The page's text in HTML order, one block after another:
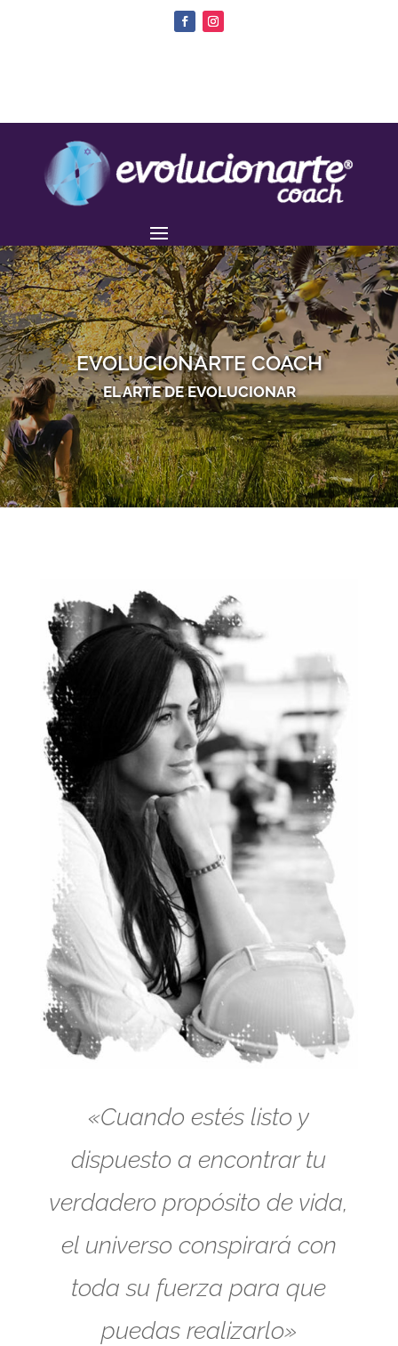
EVOLUCIONARTE COACH
EL ARTE DE EVOLUCIONAR
«Cuando estés listo y
dispuesto a encontrar tu
verdadero propósito de vida,
el universo conspirará con
toda su fuerza para que
puedas realizarlo»